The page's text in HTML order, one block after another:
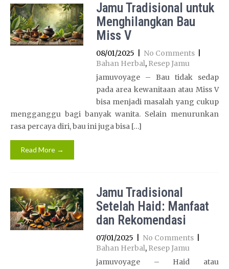
Jamu Tradisional untuk
Menghilangkan Bau
Miss V
08/01/2025 No Comments
Bahan Herbal, Resep Jamu
jamuvoyage – Bau tidak sedap
pada area kewanitaan atau Miss V
bisa menjadi masalah yang cukup
mengganggu bagi banyak wanita. Selain menurunkan
rasa percaya diri, bau ini juga bisa […]
Read More →
Jamu Tradisional
Setelah Haid: Manfaat
dan Rekomendasi
07/01/2025 No Comments
Bahan Herbal, Resep Jamu
jamuvoyage – Haid atau